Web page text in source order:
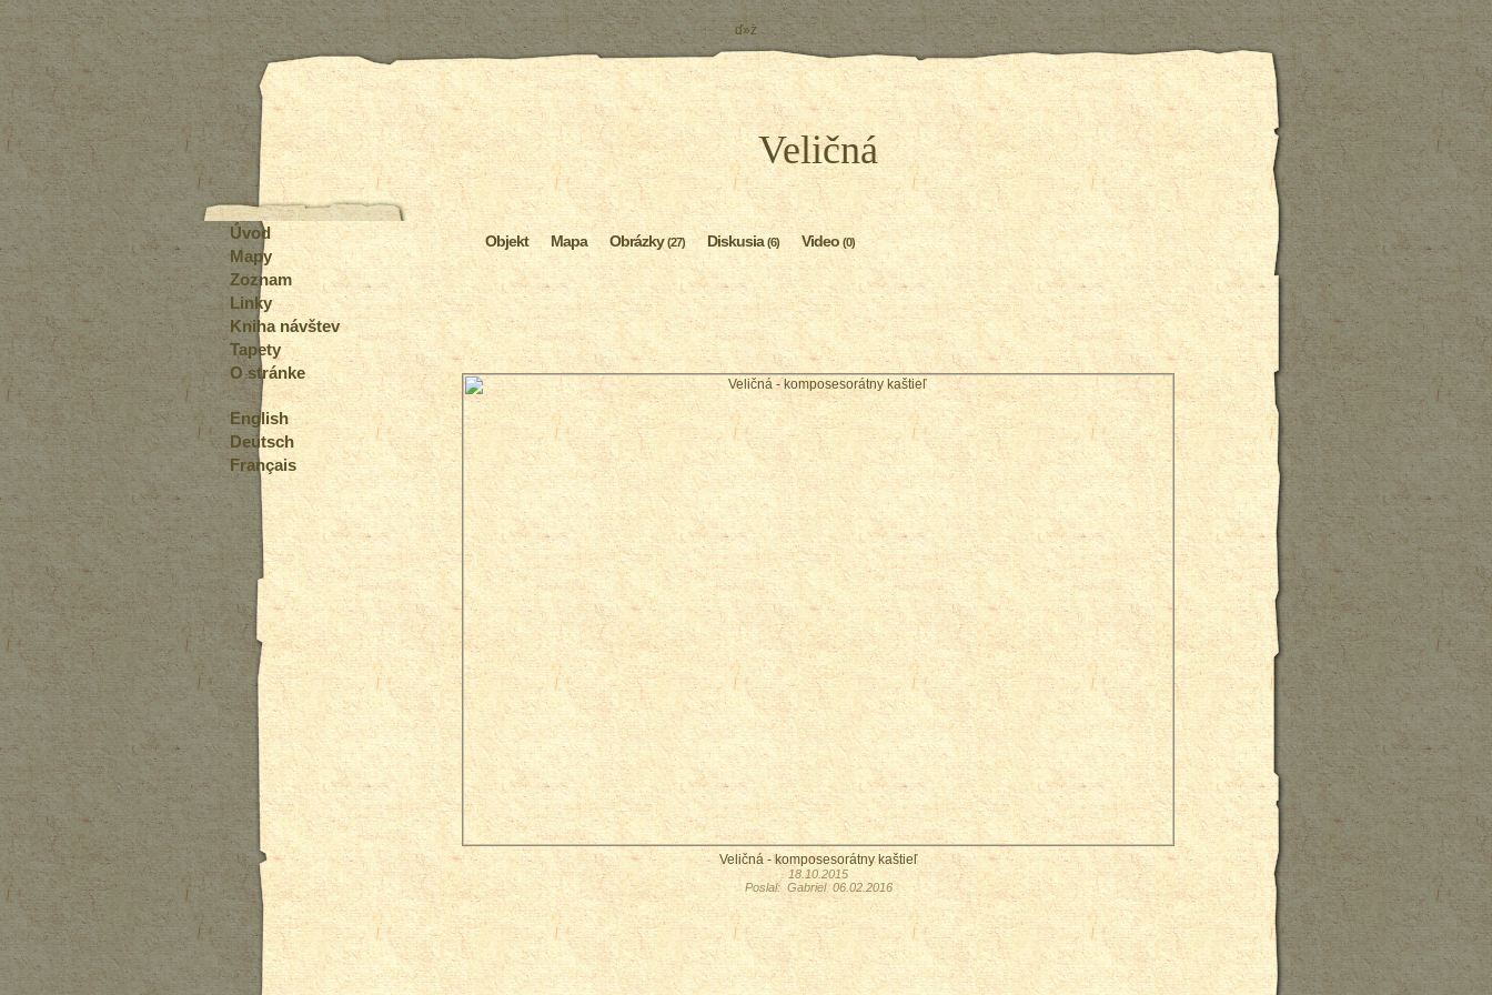
ď»ż
Veličná
Objekt Mapa Obrázky(27) Diskusia(6) Video (0)
Veličná - komposesorátny kaštieľ
18.10.2015
Poslal: Gabriel 06.02.2016
Úvod
Mapy
Zoznam
Linky
Kniha návštev
Tapety
O stránke
English
Deutsch
Français